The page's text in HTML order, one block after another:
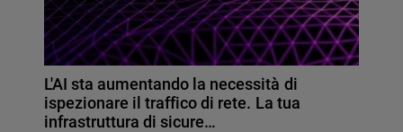
L'AI sta aumentando la necessità di
ispezionare il traffico di rete. La tua
infrastruttura di sicure…